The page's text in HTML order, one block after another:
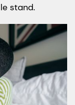
stand.